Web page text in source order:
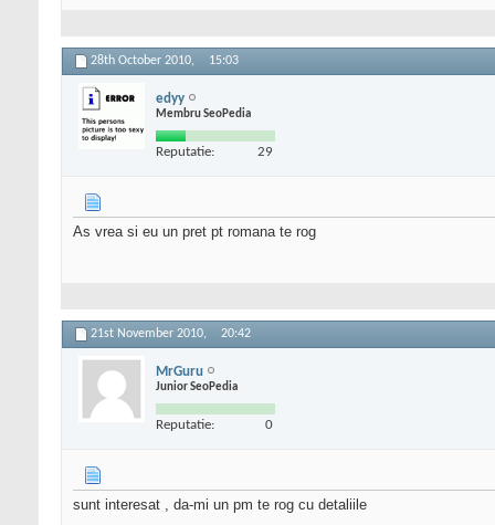
28th October 2010, 15:03
edyy
Membru SeoPedia
Reputatie: 29
As vrea si eu un pret pt romana te rog
21st November 2010, 20:42
MrGuru
Junior SeoPedia
Reputatie: 0
sunt interesat , da-mi un pm te rog cu detaliile